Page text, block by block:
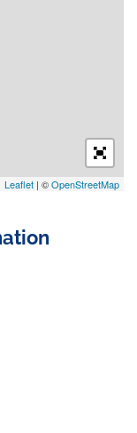
Leaflet | ©OpenStreetMap